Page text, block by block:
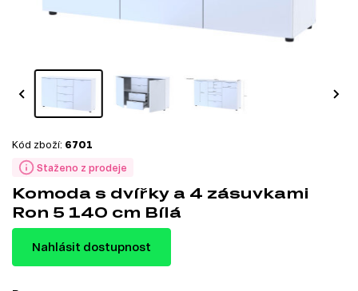
Staženo z prodeje
Kód zboží: 6701
Komoda s dvířky a 4 zásuvkami
Ron 5 140 cm Bílá
Nahlásit dostupnost